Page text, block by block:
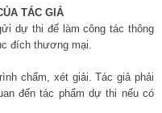
TÁC GIẢ
dự thi để làm công tác thông
đích thương mại.
chấm, xét giải. Tác giả phải
đến tác phẩm dự thi nếu có